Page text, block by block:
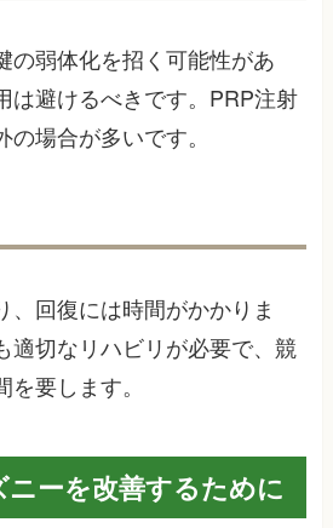
の弱体化を招く可能性があ
は避けるべきです。PRP注射
場合が多いです。
、回復には時間がかかりま
適切なリハビリが必要で、競
要します。
ーを改善するために